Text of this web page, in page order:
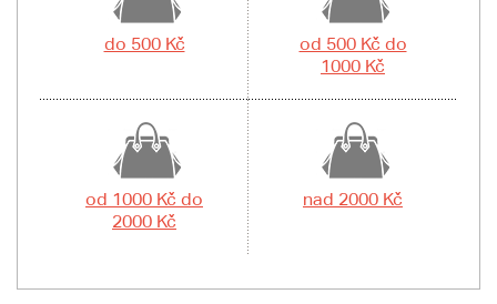
do 500 Kč
od 500 Kč do
1000 Kč
od 1000 Kč do
2000 Kč
nad 2000 Kč